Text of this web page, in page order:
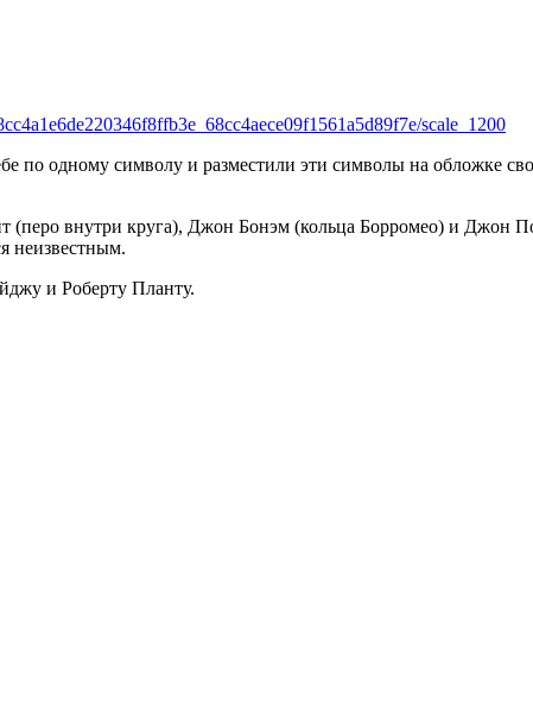
scale_1200
по одному символу и разместили эти символы на обложке
(перо внутри круга), Джон Бонэм (кольца Борромео) и Джон
неизвестным.
и Роберту Планту.